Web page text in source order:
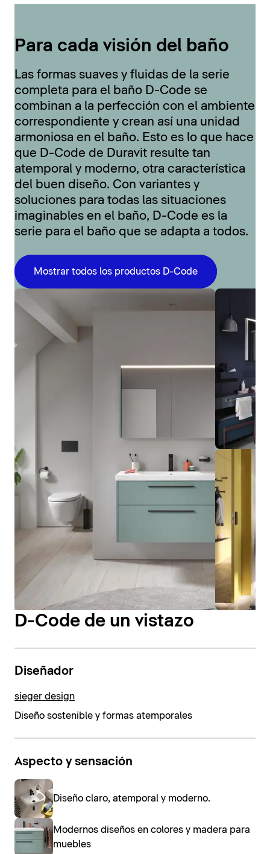
Para cada visión del baño
Las formas suaves y fluidas de la serie
completa para el baño D-Code se
combinan a la perfección con el ambiente
correspondiente y crean así una unidad
armoniosa en el baño. Esto es lo que hace
que D-Code de Duravit resulte tan
atemporal y moderno, otra característica
del buen diseño. Con variantes y
soluciones para todas las situaciones
imaginables en el baño, D-Code es la
serie para el baño que se adapta a todos.
Mostrar todos los productos D-Code
D-Code de un vistazo
Diseñador
sieger design
Diseño sostenible y formas atemporales
Aspecto y sensación
Diseño claro, atemporal y moderno.
Modernos diseños en colores y madera para
muebles